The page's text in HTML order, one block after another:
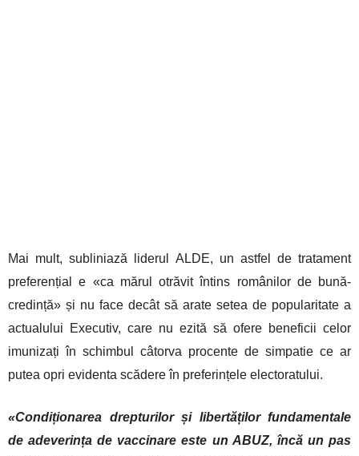
Mai mult, subliniază liderul ALDE, un astfel de tratament
preferențial e «ca mărul otrăvit întins românilor de bună-
credință» și nu face decât să arate setea de popularitate a
actualului Executiv, care nu ezită să ofere beneficii celor
imunizați în schimbul câtorva procente de simpatie ce ar
putea opri evidenta scădere în preferințele electoratului.
«Condiționarea drepturilor și libertăților fundamentale
de adeverința de vaccinare este un ABUZ, încă un pas